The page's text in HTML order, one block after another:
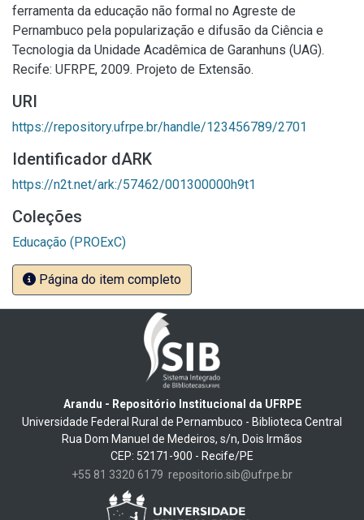
ferramenta da educação não formal no Agreste de
Pernambuco pela popularização e difusão da Ciência e
Tecnologia da Unidade Acadêmica de Garanhuns (UAG).
Recife: UFRPE, 2009. Projeto de Extensão.
URI
https://repository.ufrpe.br/handle/123456789/2701
Identificador dARK
https://n2t.net/ark:/57462/001300000h9t1
Coleções
Educação (PROExC)
Página do item completo
Arandu - Repositório Institucional da UFRPE
Universidade Federal Rural de Pernambuco - Biblioteca Central
Rua Dom Manuel de Medeiros, s/n, Dois Irmãos
CEP: 52171-900 - Recife/PE
+55 81 3320 6179 repositorio.sib@ufrpe.br